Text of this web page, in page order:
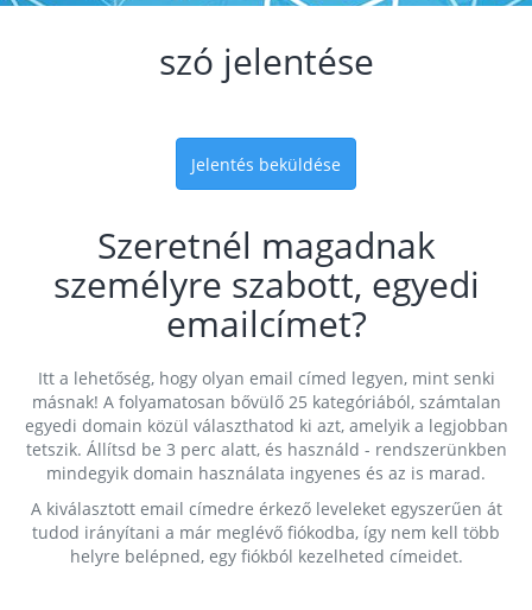
szó jelentése
Jelentés beküldése
Szeretnél magadnak
személyre szabott, egyedi
emailcímet?
Itt a lehetőség, hogy olyan email címed legyen, mint senki
másnak! A folyamatosan bővülő 25 kategóriából, számtalan
egyedi domain közül választhatod ki azt, amelyik a legjobban
tetszik. Állítsd be 3 perc alatt, és használd - rendszerünkben
mindegyik domain használata ingyenes és az is marad.
A kiválasztott email címedre érkező leveleket egyszerűen át
tudod irányítani a már meglévő fiókodba, így nem kell több
helyre belépned, egy fiókból kezelheted címeidet.